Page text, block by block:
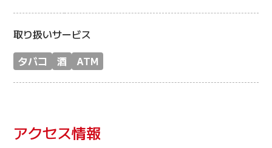
取り扱いサービス
タバコ
酒 ATM
アクセス情報